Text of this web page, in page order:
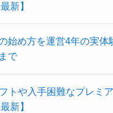
新】
始め方を運営4年の実体
で
トや入手困難なプレミ
新】